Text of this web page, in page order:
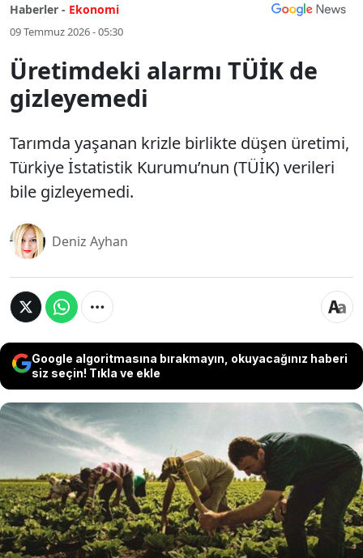
Haberler - Ekonomi
09 Temmuz 2026 - 05:30
Üretimdeki alarmı TÜİK de
gizleyemedi
Tarımda yaşanan krizle birlikte düşen üretimi,
Türkiye İstatistik Kurumu’nun (TÜİK) verileri
bile gizleyemedi.
Deniz Ayhan
Google algoritmasına bırakmayın, okuyacağınız haberi
siz seçin! Tıkla ve ekle
Tarımda yaşanan krizle birlikte düşen
üretimi, Türkiye İstatistik Kurumu’nun
(TÜİK) verileri bile gizleyemedi.